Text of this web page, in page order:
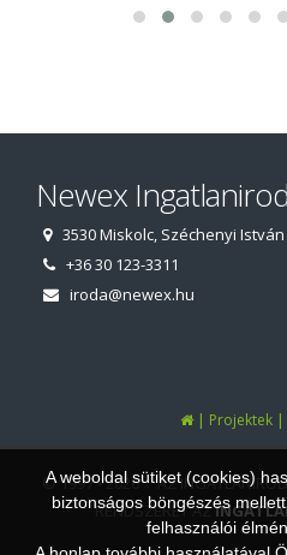
Newex
3530 Miskolc, Széchenyi István
+36 30 123-3311
iroda@newex.hu
| Projektek|
© 1997 - 2026 AZ
RENDSZERÉT AZ
A weboldal sütiket (cookies)
biztonságos böngészés
felhasználói